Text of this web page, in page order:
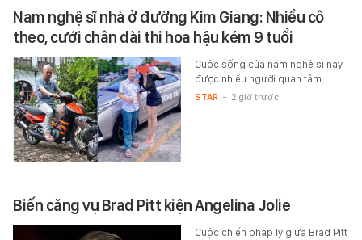
Nam nghệ sĩ nhà ở đường Kim Giang: Nhiều cô
theo, cưới chân dài thi hoa hậu kém 9 tuổi
Cuộc sống của nam nghệ sĩ này
được nhiều người quan tâm.
STAR - 2 giờ trước
Biến căng vụ Brad Pitt kiện Angelina Jolie
Cuộc chiến pháp lý giữa Brad Pitt